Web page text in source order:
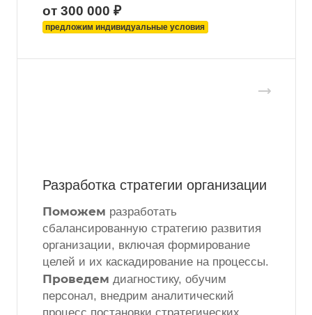
от 300 000 ₽
предложим индивидуальные условия
Разработка стратегии организации
Поможем разработать
сбалансированную стратегию развития
организации, включая формирование
целей и их каскадирование на процессы.
Проведем диагностику, обучим
персонал, внедрим аналитический